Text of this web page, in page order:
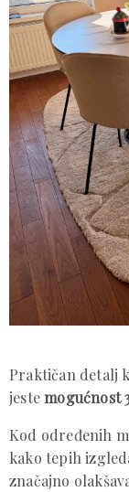
Praktičan detalj
jestemogućnost
Kod određenih
kako tepih
značajno